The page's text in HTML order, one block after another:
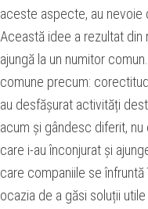
aceste aspecte, au nevoie
Această idee a rezultat
ajungă la un numitor
comune precum:
au desfășurat activități
acum și gândesc diferit,
care i-au înconjurat și
care companiile se
ocazia de a găsi soluții